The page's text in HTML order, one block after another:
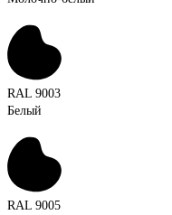
RAL 9003
Белый
RAL 9005